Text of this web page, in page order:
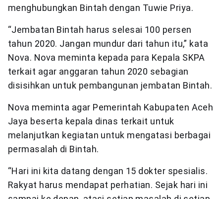
menghubungkan Bintah dengan Tuwie Priya.
“Jembatan Bintah harus selesai 100 persen
tahun 2020. Jangan mundur dari tahun itu,” kata
Nova. Nova meminta kepada para Kepala SKPA
terkait agar anggaran tahun 2020 sebagian
disisihkan untuk pembangunan jembatan Bintah.
Nova meminta agar Pemerintah Kabupaten Aceh
Jaya beserta kepala dinas terkait untuk
melanjutkan kegiatan untuk mengatasi berbagai
permasalah di Bintah.
“Hari ini kita datang dengan 15 dokter spesialis.
Rakyat harus mendapat perhatian. Sejak hari ini